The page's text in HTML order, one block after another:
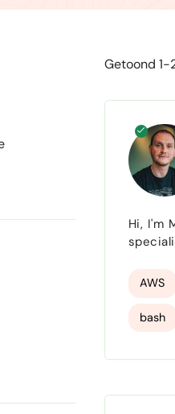
Getoond 1-
Hi, I'm Matheus Lozano , a 33-year-old IT professional with over 15 years of experience . Over the past decade, I've
in
AWS
bash